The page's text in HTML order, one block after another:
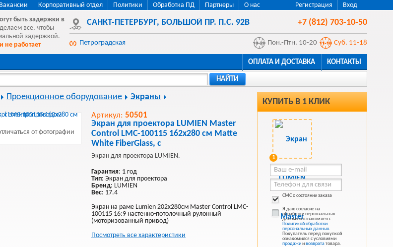
Регистрация Вход
Вакансии Корпоративный отдел Политики Обработка ПД Партнеры
О нас
быть задержки в
все, чтобы
задержкой.
не работает
САНКТ-ПЕТЕРБУРГ, БОЛЬШОЙ ПР. П.С. 92В +7 (812) 703-10-50
Петроградская Пон.-Птн. 10-20 Суб. 11-18
ОПЛАТА И ДОСТАВКА КОНТАКТЫ
НАЙТИ
КУПИТЬ В 1 КЛИК
1
СМС о состоянии заказа
Я даю согласие на
обработку персональных
данных и ознакомлен с
Политикой обработки
персональных данных.
Покупатель перед покупкой
ознакомился с условиями
продажиивозврататовара.
Проекционное оборудование Экраны
от фотографии
Артикул: 50501
Экран для проектора LUMIEN Master
Control LMC-100115 162x280 см Matte
White FiberGlass, с
Экран для проектора LUMIEN.
Гарантия: 1 год
Тип: Экран для проектора
Бренд: LUMIEN
Вес: 17.4
Экран на раме Lumien 202x280см Master Control LMC-
100115 16:9 настенно-потолочный рулонный
(моторизованный привод)
Посмотреть все характеристики